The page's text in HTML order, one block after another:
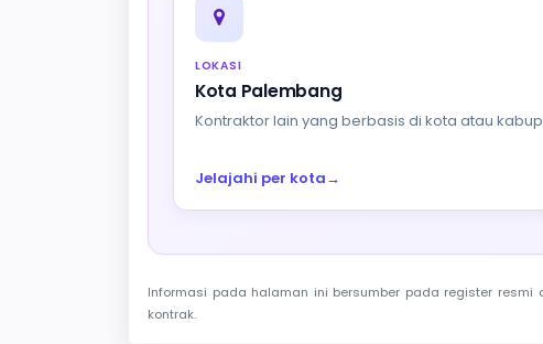
LOKASI
Kota Palembang
Kontraktor lain yang berbasis di kota atau
Jelajahi per kota→
Informasi pada halaman ini bersumber pada register resmi
kontrak.